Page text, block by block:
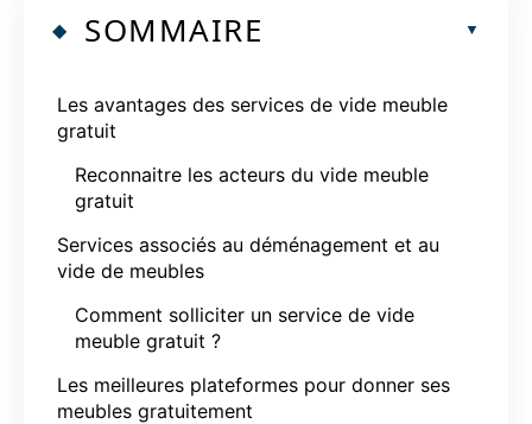
SOMMAIRE
Les avantages des services de vide meuble
gratuit
Reconnaitre les acteurs du vide meuble
gratuit
Services associés au déménagement et au
vide de meubles
Comment solliciter un service de vide
meuble gratuit ?
Les meilleures plateformes pour donner ses
meubles gratuitement